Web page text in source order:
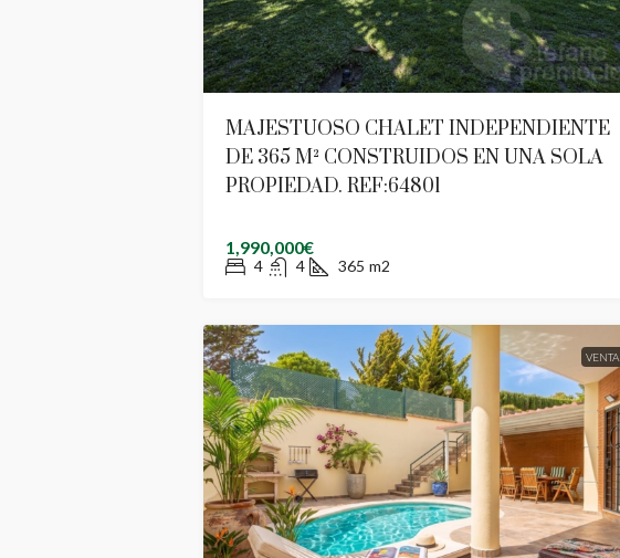
MAJESTUOSO CHALET INDEPENDIENTE
DE 365 M² CONSTRUIDOS EN UNA SOLA
PROPIEDAD. REF:64801
1,990,000€
4 4 365 m2
VENTA